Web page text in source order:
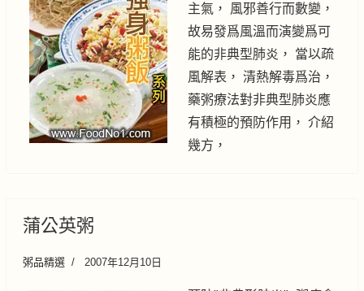
主氣， 風邪善行而數變，
故易發爲風溫而演變爲可
能的非典型肺炎， 當以疏
風解表， 清熱解毒爲治，
藥粥療法對非典型肺炎應
有積極的預防作用， 介紹
幾方，
蒲公英粥
粥品精選 2007年12月10日